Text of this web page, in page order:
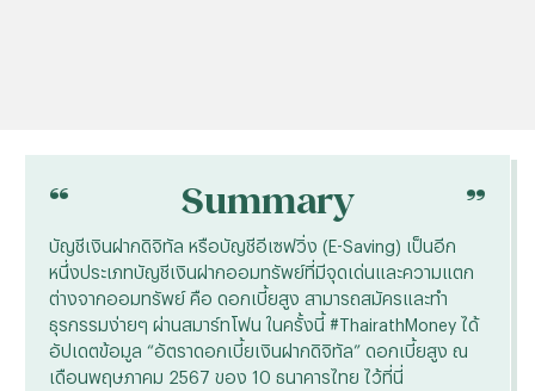
“ Summary “
บัญชีเงินฝากดิจิทัล หรือบัญชีอีเซฟวิ่ง (E-Saving) เป็นอีก
หนึ่งประเภทบัญชีเงินฝากออมทรัพย์ที่มีจุดเด่นและความแตก
ต่างจากออมทรัพย์ คือ ดอกเบี้ยสูง สามารถสมัครและทำ
ธุรกรรมง่ายๆ ผ่านสมาร์ทโฟน ในครั้งนี้ #ThairathMoney ได้
อัปเดตข้อมูล “อัตราดอกเบี้ยเงินฝากดิจิทัล” ดอกเบี้ยสูง ณ
เดือนพฤษภาคม 2567 ของ 10 ธนาคารไทย ไว้ที่นี่